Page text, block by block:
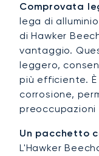
Comprovata
lega di
di Hawker
vantaggio.
leggero,
più efficiente.
corrosione,
Un pacchetto
L'Hawker